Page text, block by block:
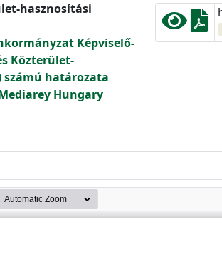
hasznosítási
Képviselő-
Közterület-
számú határozata
Hungary